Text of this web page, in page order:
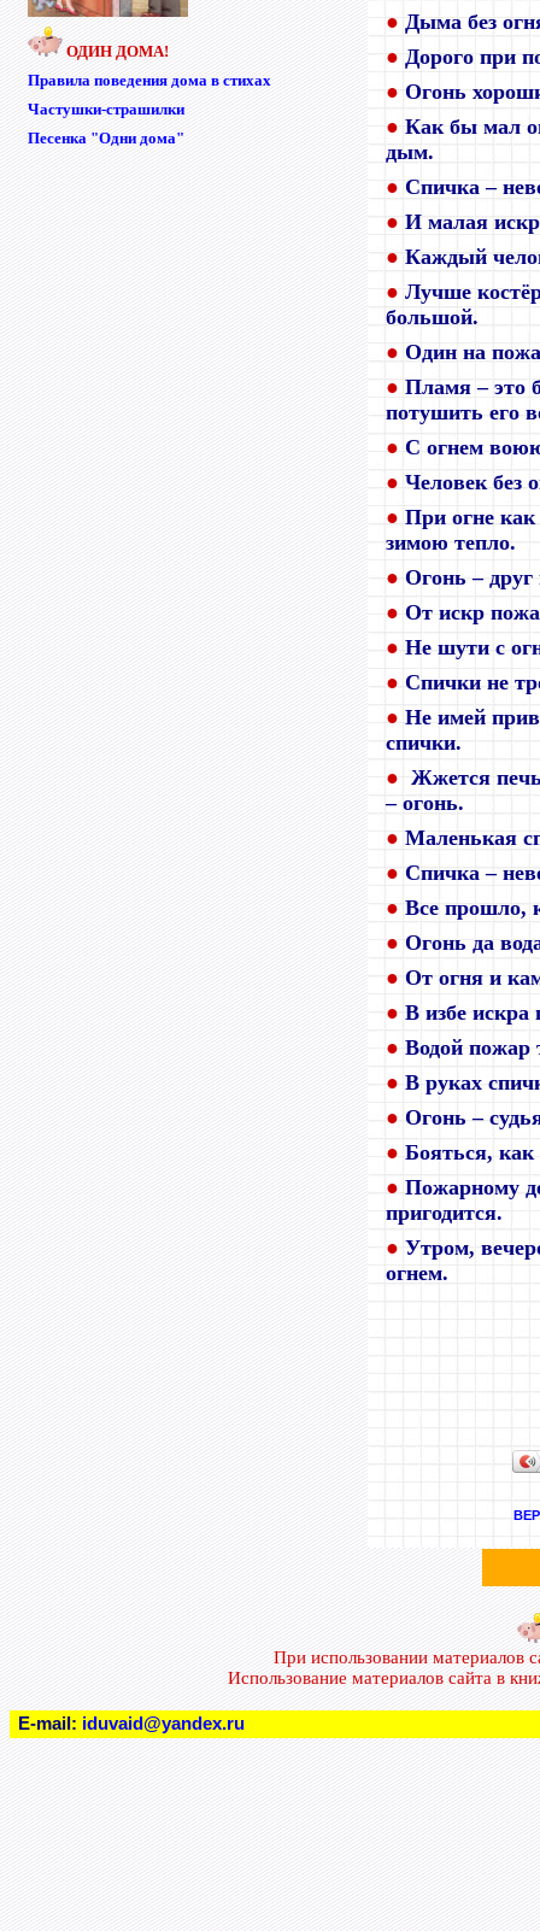
ОДИН ДОМА!
Правила поведения дома в стихах
Частушки-страшилки
Песенка "Одни дома"
● Дыма без
● Дорого при
● Огонь
● Как бы мал
дым.
● Спичка –
● И малая
● Каждый
● Лучше
большой.
● Один на
● Пламя – это
потушить его
● С огнем
● Человек без
● При огне как
зимою тепло.
● Огонь – друг
● От искр
● Не шути с
● Спички не
● Не имей
спички.
● Жжется
– огонь.
● Маленькая
● Спичка –
● Все прошло,
● Огонь да
● От огня и
● В избе искра
● Водой пожар
● В руках
● Огонь –
● Бояться, как
● Пожарному
пригодится.
● Утром,
огнем.
При использовании материалов
Использование материалов сайта в
E-mail: iduvaid@yandex.ru